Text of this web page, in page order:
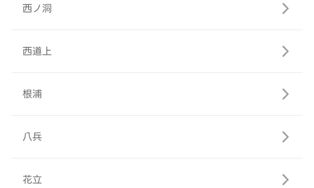
西ノ洞
西道上
根浦
八兵
花立